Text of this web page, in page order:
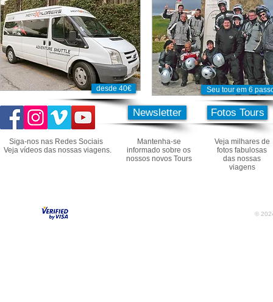
desde 40€ Seu tour em 6
Newsletter
Siga-nos nas Redes Sociais
Veja vídeos das nossas viagens.
Mantenha-se
informado sobre os
nossos novos Tours
Fotos Tours
Veja milhares de
fotos fabulosas
das nossas
viagens
©